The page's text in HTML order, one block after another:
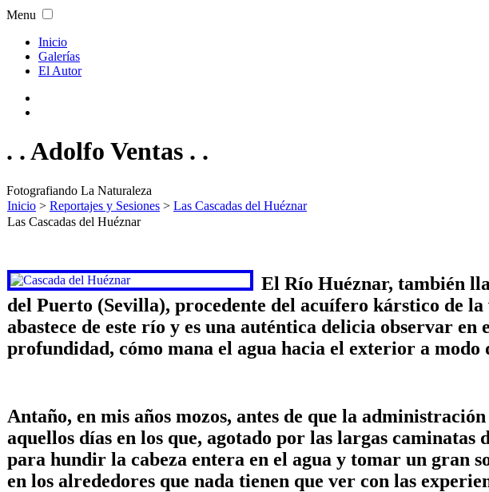
Menu
Inicio
Galerías
El Autor
. . Adolfo Ventas . .
Fotografiando La Naturaleza
Inicio > Reportajes y Sesiones > Las Cascadas del Huéznar
Las Cascadas del Huéznar
El Río Huéznar, también
del Puerto (Sevilla), procedente del acuífero kárstico de
abastece de este río y es una auténtica delicia observar
profundidad, cómo mana el agua hacia el exterior a modo
Antaño, en mis años mozos, antes de que la
aquellos días en los que, agotado por las largas
para hundir la cabeza entera en el agua y tomar un gran
en los alrededores que nada tienen que ver con las